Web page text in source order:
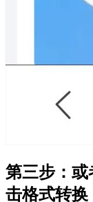
第三步：或
击格式转换